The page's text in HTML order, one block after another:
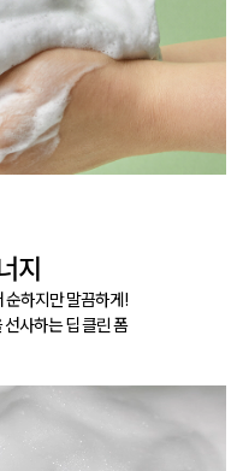
지
하지만 말끔하게!
사하는 딥 클린 폼